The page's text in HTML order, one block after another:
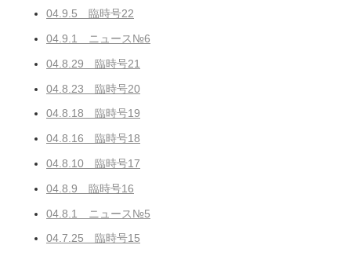
04.9.5 臨時号22
04.9.1 ニュース№6
04.8.29 臨時号21
04.8.23 臨時号20
04.8.18 臨時号19
04.8.16 臨時号18
04.8.10 臨時号17
04.8.9 臨時号16
04.8.1 ニュース№5
04.7.25 臨時号15